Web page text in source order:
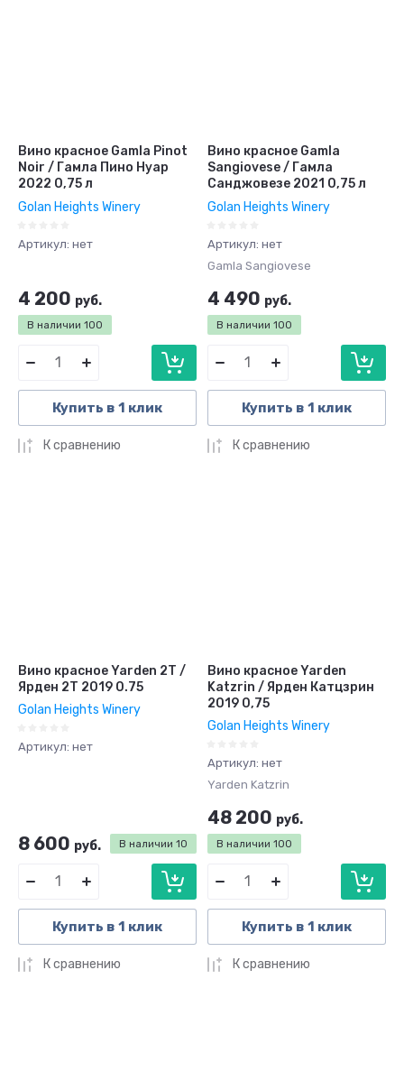
Вино красное Gamla Pinot
Noir / Гамла Пино Нуар
2022 0,75 л
Golan Heights Winery
Артикул: нет
В наличии 100
4 200 руб.
Купить в 1 клик
К сравнению
Вино красное Gamla
Sangiovese / Гамла
Санджовезе 2021 0,75 л
Golan Heights Winery
Артикул: нет
Gamla Sangiovese
В наличии 100
4 490 руб.
Купить в 1 клик
К сравнению
Вино красное Yarden 2T /
Ярден 2T 2019 0.75
Golan Heights Winery
Артикул: нет
В наличии 10
8 600 руб.
Купить в 1 клик
К сравнению
Вино красное Yarden
Katzrin / Ярден Катцзрин
2019 0,75
Golan Heights Winery
Артикул: нет
Yarden Katzrin
В наличии 100
48 200 руб.
Купить в 1 клик
К сравнению